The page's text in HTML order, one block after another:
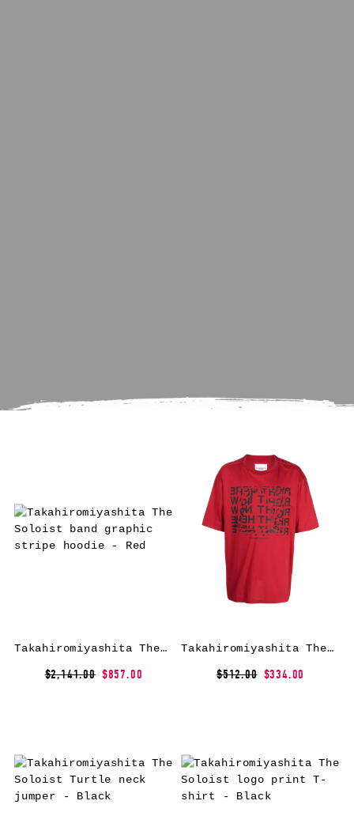
Takahiromiyashita The Soloist band graphic stripe hoodie – Red
$2,141.00 $857.00
Takahiromiyashita The Soloist graphic-print short-sleeved T-shirt – Red
$512.00 $334.00